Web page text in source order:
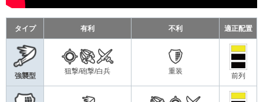
タイプ 有利 不利 適正配置
強襲型
狙撃/砲撃/白兵 重装
前列